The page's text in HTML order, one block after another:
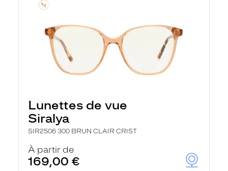
Lunettes de vue
Siralya
SIR2506 300 BRUN CLAIR CRIST
À partir de
169,00 €